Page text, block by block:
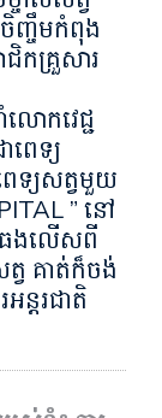
ញ្ចឹមកំពុង
ជិកគ្រួសារ
កវេជ្ជ
ពេទ្យ
ទ្យសត្វមួយ
” នៅ
ងលើសពី
ត្វ គាត់ក៏ចង់
តរជាតិ